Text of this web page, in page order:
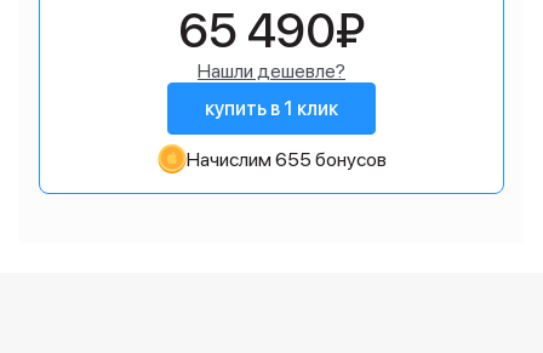
65 490₽
Нашли дешевле?
купить в 1 клик
Начислим 655 бонусов